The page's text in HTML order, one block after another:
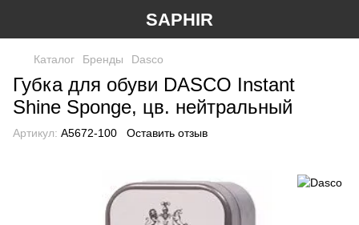
SAPHIR
Каталог Бренды Dasco
Губка для обуви DASCO Instant
Shine Sponge, цв. нейтральный
Артикул: А5672-100 Оставить отзыв